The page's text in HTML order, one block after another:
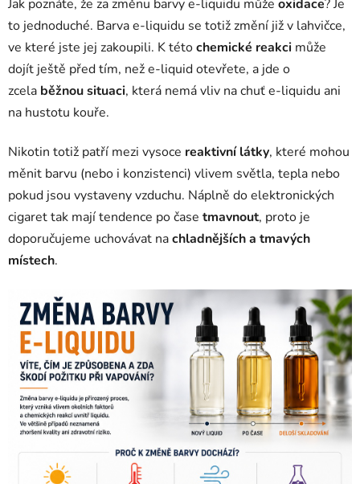
Jak poznáte, že za změnu barvy e-liquidu může oxidace? Je
to jednoduché. Barva e-liquidu se totiž změní již v lahvičce,
ve které jste jej zakoupili. K tétochemické reakci může
dojít ještě před tím, než e-liquid otevřete, a jde o
zcela běžnou situaci, která nemá vliv na chuť e-liquidu ani
na hustotu kouře.
Nikotin totiž patří mezi vysoce reaktivní látky, které mohou
měnit barvu (nebo i konzistenci) vlivem světla, tepla nebo
pokud jsou vystaveny vzduchu. Náplně do elektronických
cigaret tak mají tendence po čase tmavnout, proto je
doporučujeme uchovávat nachladnějších a tmavých
místech.